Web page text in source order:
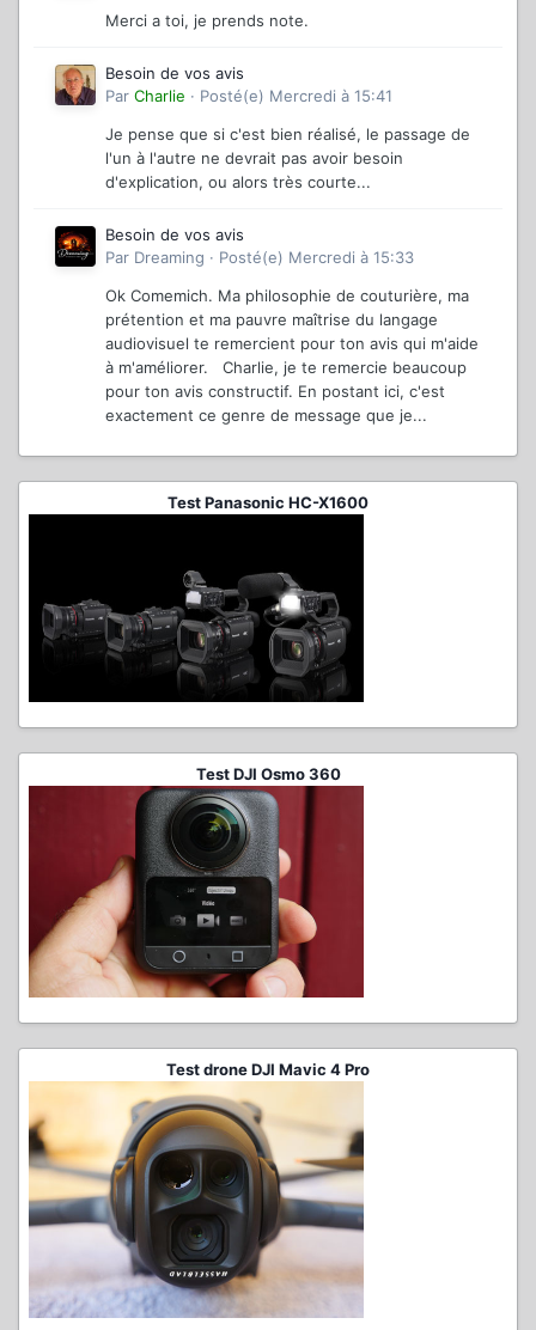
Merci a toi, je prends note.
Besoin de vos avis
Par Charlie · Posté(e) Mercredi à 15:41
Je pense que si c'est bien réalisé, le passage de
l'un à l'autre ne devrait pas avoir besoin
d'explication, ou alors très courte...
Besoin de vos avis
Par Dreaming · Posté(e) Mercredi à 15:33
Ok Comemich. Ma philosophie de couturière, ma
prétention et ma pauvre maîtrise du langage
audiovisuel te remercient pour ton avis qui m'aide
à m'améliorer. Charlie, je te remercie beaucoup
pour ton avis constructif. En postant ici, c'est
exactement ce genre de message que je...
Test Panasonic HC-X1600
Test DJI Osmo 360
Test drone DJI Mavic 4 Pro